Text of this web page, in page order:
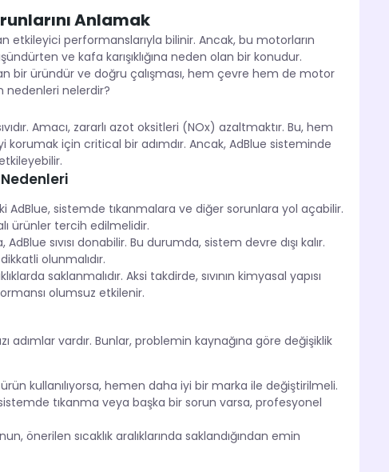
Anlamak
etkileyici performanslarıyla bilinir. Ancak, bu motorların
ve kafa karışıklığına neden olan bir konudur.
bir üründür ve doğru çalışması, hem çevre hem de motor
nedenleri nelerdir?
Amacı, zararlı azot oksitleri (NOx) azaltmaktır. Bu, hem
için critical bir adımdır. Ancak, AdBlue sisteminde
AdBlue, sistemde tıkanmalara ve diğer sorunlara yol açabilir.
ürünler tercih edilmelidir.
sıvısı donabilir. Bu durumda, sistem devre dışı kalır.
olunmalıdır.
saklanmalıdır. Aksi takdirde, sıvının kimyasal yapısı
olumsuz etkilenir.
adımlar vardır. Bunlar, problemin kaynağına göre değişiklik
kullanılıyorsa, hemen daha iyi bir marka ile değiştirilmeli.
tıkanma veya başka bir sorun varsa, profesyonel
önerilen sıcaklık aralıklarında saklandığından emin